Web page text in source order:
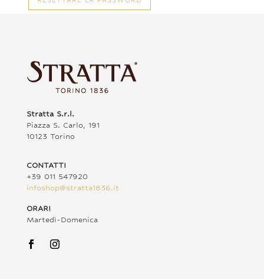
Stratta S.r.l.
Piazza S. Carlo, 191
10123 Torino
CONTATTI
+39 011 547920
infoshop@stratta1836.it
ORARI
Martedì-Domenica